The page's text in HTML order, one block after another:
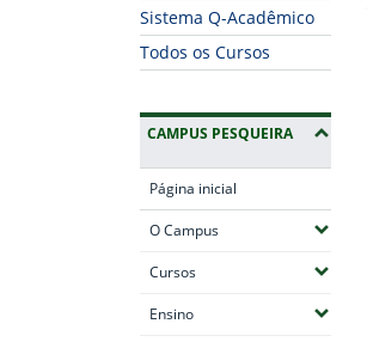
Sistema Q-Acadêmico
Todos os Cursos
CAMPUS PESQUEIRA
Página inicial
O Campus(Expandir submenus)
Cursos(Expandir submenus)
Ensino(Expandir submenus)